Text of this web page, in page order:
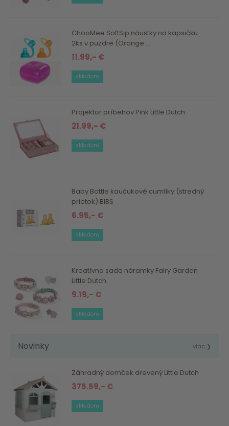
ChooMee SoftSip náustky na kapsičku
2ks v puzdre (Orange ...
11.99,- €
skladom
Projektor príbehov Pink Little Dutch
21.99,- €
skladom
Baby Bottle kaučukové cumlíky (stredný
prietok) BIBS
6.95,- €
skladom
Kreatívna sada náramky Fairy Garden
Little Dutch
9.19,- €
skladom
Novinky viac ❯
Záhradný domček drevený Little Dutch
375.59,- €
skladom